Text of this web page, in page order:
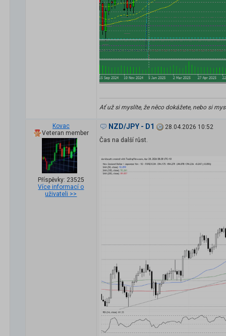
Ať už si myslíte, že něco dokážete, nebo si
Kovac
Veteran member
Příspěvky: 23525
Více informací o
uživateli >>
NZD/JPY - D1
28.04.2026 10:52
Čas na další růst.